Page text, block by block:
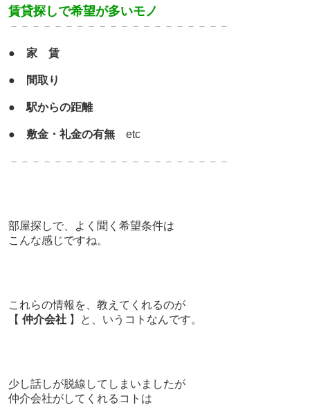
賃貸探しで希望が多いモノ
－－－－－－－－－－－－－ －－－－－－－
● 家 賃
● 間取り
● 駅からの距離
● 敷金・礼金の有無etc
－－－－－－－－－－－－－ －－－－－－－
部屋探しで、よく聞く希望条件は
こんな感じですね。
これらの情報を、教えてくれるのが
【 仲介会社】と、いうコトなんです。
少し話しが脱線してしまいましたが
仲介会社がしてくれるコトは